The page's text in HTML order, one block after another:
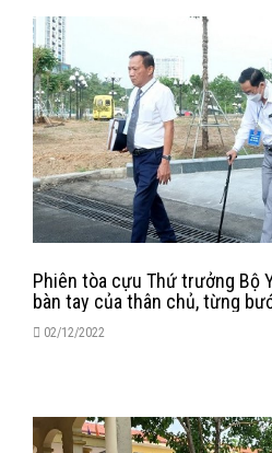
Phiên tòa cựu Thứ trưởng Bộ
bàn tay của thân chủ, từng
02/12/2022